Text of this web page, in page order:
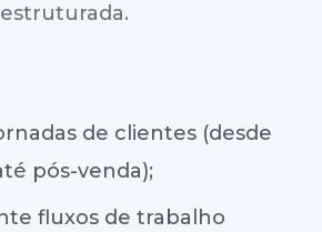
de clientes (desde
pós-venda);
fluxos de trabalho